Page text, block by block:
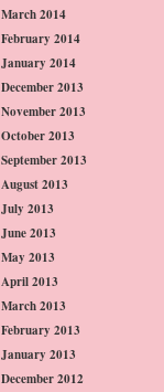
March 2014
February 2014
January 2014
December 2013
November 2013
October 2013
September 2013
August 2013
July 2013
June 2013
May 2013
April 2013
March 2013
February 2013
January 2013
December 2012